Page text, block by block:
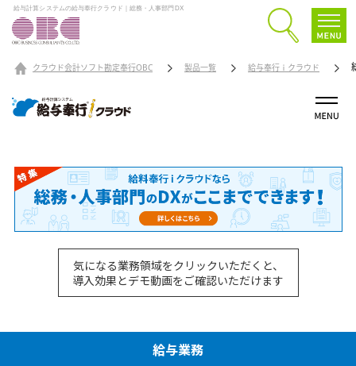
給与計算システムの給与奉行クラウド｜総務・人事部門DX
クラウド会計ソフト勘定奉行OBC 製品一覧 給与奉行ｉクラウド
気になる業務領域をクリックいただくと、
導入効果とデモ動画をご確認いただけます
給与業務